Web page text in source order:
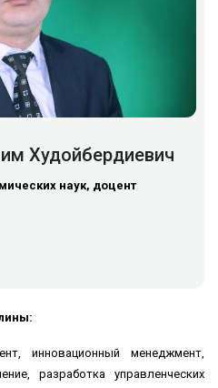
Худойбердиевич
наук, доцент
инновационный менеджмент,
разработка управленческих